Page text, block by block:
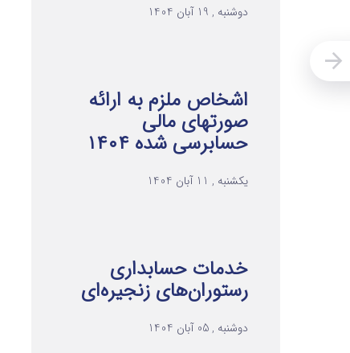
دوشنبه , 19 آبان 1404
اشخاص ملزم به ارائه
صورتهای مالی
حسابرسی شده ۱۴۰۴
یکشنبه , 11 آبان 1404
خدمات حسابداری
رستوران‌های زنجیره‌ای
دوشنبه , 05 آبان 1404